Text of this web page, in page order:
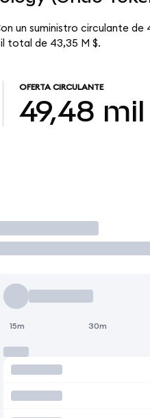
un suministro circulante de
total de 43,35 M $.
OFERTA CIRCULANTE
49,48 mil
15m 30m